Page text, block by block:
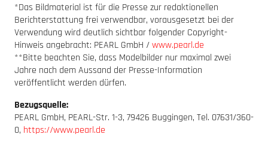
*Das Bildmaterial ist für die Presse zur redaktionellen
Berichterstattung frei verwendbar, vorausgesetzt bei der
Verwendung wird deutlich sichtbar folgender Copyright-
Hinweis angebracht: PEARL GmbH /www.pearl.de
**Bitte beachten Sie, dass Modelbilder nur maximal zwei
Jahre nach dem Aussand der Presse-Information
veröffentlicht werden dürfen.
Bezugsquelle:
PEARL GmbH, PEARL-Str. 1-3, 79426 Buggingen, Tel. 07631/360-
0, https://www.pearl.de